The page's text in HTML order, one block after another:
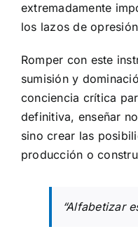
extremadamente
los lazos de
Romper con este
sumisión y
conciencia crítica
definitiva, enseñar
sino crear las
producción o
“Alfabetizar